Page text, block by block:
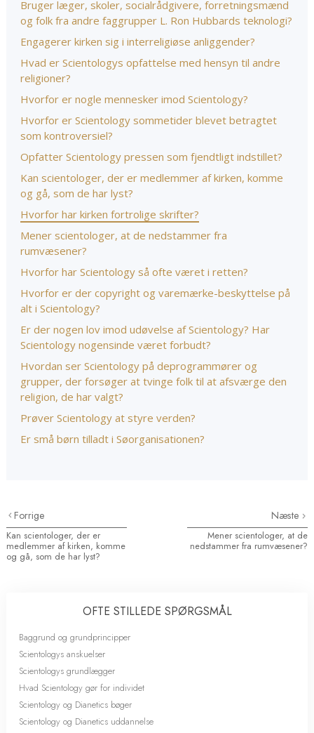
Bruger læger, skoler, socialrådgivere, forretningsmænd
og folk fra andre faggrupper L. Ron Hubbards teknologi?
Engagerer kirken sig i interreligiøse anliggender?
Hvad er Scientologys opfattelse med hensyn til andre
religioner?
Hvorfor er nogle mennesker imod Scientology?
Hvorfor er Scientology sommetider blevet betragtet
som kontroversiel?
Opfatter Scientology pressen som fjendtligt indstillet?
Kan scientologer, der er medlemmer af kirken, komme
og gå, som de har lyst?
Hvorfor har kirken fortrolige skrifter?
Mener scientologer, at de nedstammer fra
rumvæsener?
Hvorfor har Scientology så ofte været i retten?
Hvorfor er der copyright og varemærke-beskyttelse på
alt i Scientology?
Er der nogen lov imod udøvelse af Scientology? Har
Scientology nogensinde været forbudt?
Hvordan ser Scientology på deprogrammører og
grupper, der forsøger at tvinge folk til at afsværge den
religion, de har valgt?
Prøver Scientology at styre verden?
Er små børn tilladt i Søorganisationen?
Forrige
Kan scientologer, der er
medlemmer af kirken, komme
og gå, som de har lyst?
Næste
Mener scientologer, at de
nedstammer fra rumvæsener?
OFTE STILLEDE SPØRGSMÅL
Baggrund og grundprincipper
Scientologys anskuelser
Scientologys grundlægger
Hvad Scientology gør for individet
Scientology og Dianetics bøger
Scientology og Dianetics uddannelse